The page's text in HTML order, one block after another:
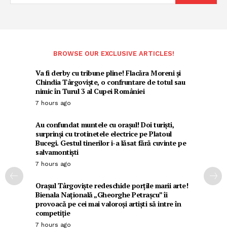
BROWSE OUR EXCLUSIVE ARTICLES!
Va fi derby cu tribune pline! Flacăra Moreni și
Chindia Târgoviște, o confruntare de totul sau
nimic în Turul 3 al Cupei României
7 hours ago
Au confundat muntele cu orașul! Doi turiști,
surprinși cu trotinetele electrice pe Platoul
Bucegi. Gestul tinerilor i-a lăsat fără cuvinte pe
salvamontiști
7 hours ago
Orașul Târgoviște redeschide porțile marii arte!
Bienala Națională „Gheorghe Petrașcu” îi
provoacă pe cei mai valoroși artiști să intre în
competiție
7 hours ago